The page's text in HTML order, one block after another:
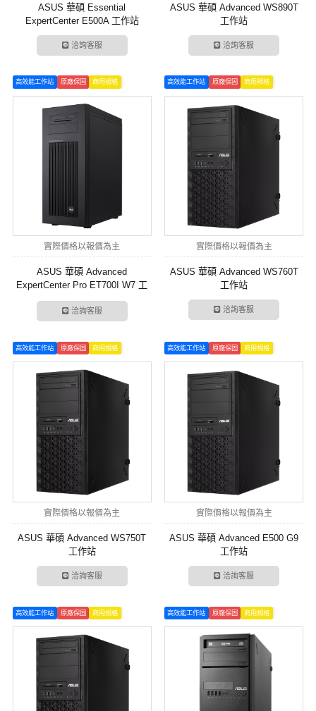
ASUS 華碩 Essential
ExpertCenter E500A 工作站
洽詢客服
ASUS 華碩 Advanced WS890T
工作站
洽詢客服
高效能工作站 原廠保固 商用規格
實際價格以報價為主
ASUS 華碩 Advanced
ExpertCenter Pro ET700I W7 工
作站
洽詢客服
高效能工作站 原廠保固 商用規格
實際價格以報價為主
ASUS 華碩 Advanced WS760T
工作站
洽詢客服
高效能工作站 原廠保固 商用規格
實際價格以報價為主
ASUS 華碩 Advanced WS750T
工作站
洽詢客服
高效能工作站 原廠保固 商用規格
實際價格以報價為主
ASUS 華碩 Advanced E500 G9
工作站
洽詢客服
高效能工作站 原廠保固 商用規格 高效能工作站 原廠保固 商用規格